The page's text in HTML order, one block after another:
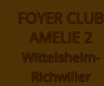
FOYER CLUB
AMELIE 2
Wittelsheim-
Richwiller